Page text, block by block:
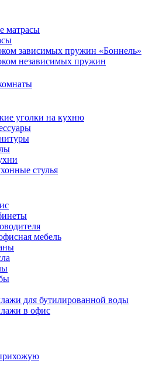
матрасы
зависимых пружин «Боннель»
независимых пружин
уголки на кухню
стулья
мебель
для бутилированной воды
в офис